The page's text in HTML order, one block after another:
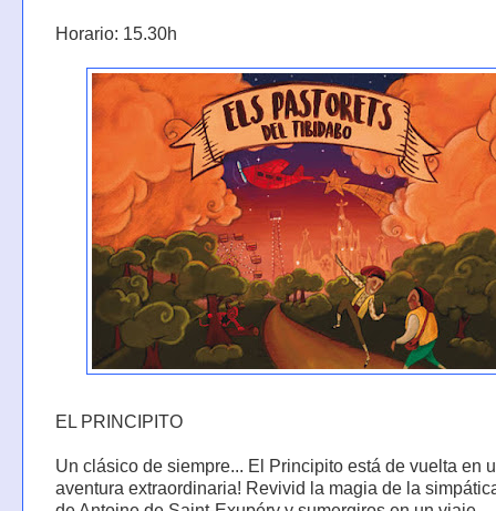
Horario: 15.30h
EL PRINCIPITO
Un clásico de siempre... El Principito está de vuelta en
aventura extraordinaria! Revivid la magia de la